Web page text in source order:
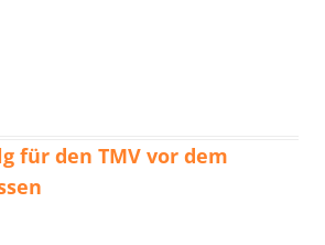
für den TMV vor dem